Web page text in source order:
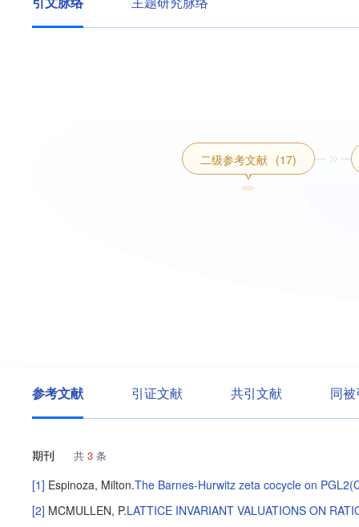
二级参考文献 (17)
参考文献 引证文献 共引文献 同
期刊 共 3 条
[1] Espinoza, Milton.The Barnes-Hurwitz zeta cocycle on
[2] MCMULLEN, P.LATTICE INVARIANT VALUATIONS ON